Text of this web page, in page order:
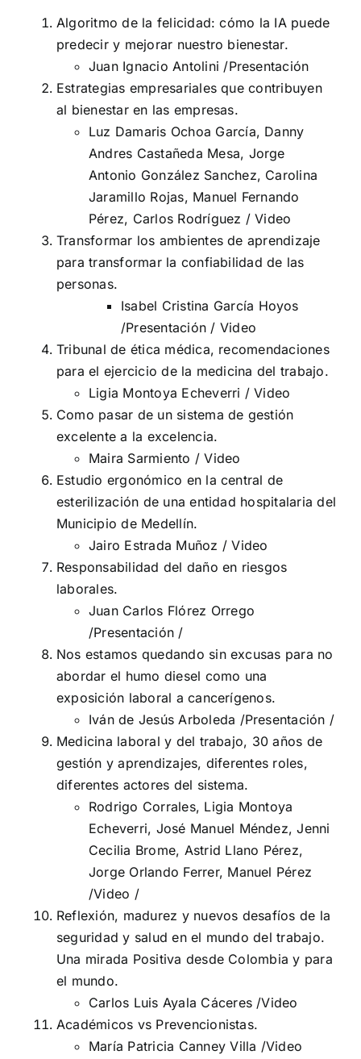
Algoritmo de la felicidad: cómo la IA puede
predecir y mejorar nuestro bienestar.
Juan Ignacio Antolini /Presentación
Estrategias empresariales que contribuyen
al bienestar en las empresas.
Luz Damaris Ochoa García, Danny
Andres Castañeda Mesa, Jorge
Antonio González Sanchez, Carolina
Jaramillo Rojas, Manuel Fernando
Pérez, Carlos Rodríguez /Video
Transformar los ambientes de aprendizaje
para transformar la confiabilidad de las
personas.
Isabel Cristina García Hoyos
/Presentación / Video
Tribunal de ética médica, recomendaciones
para el ejercicio de la medicina del trabajo.
Ligia Montoya Echeverri /Video
Como pasar de un sistema de gestión
excelente a la excelencia.
Maira Sarmiento /Video
Estudio ergonómico en la central de
esterilización de una entidad hospitalaria del
Municipio de Medellín.
Jairo Estrada Muñoz /Video
Responsabilidad del daño en riesgos
laborales.
Juan Carlos Flórez Orrego
/Presentación /
Nos estamos quedando sin excusas para no
abordar el humo diesel como una
exposición laboral a cancerígenos.
Iván de Jesús Arboleda /Presentación /
Medicina laboral y del trabajo, 30 años de
gestión y aprendizajes, diferentes roles,
diferentes actores del sistema.
Rodrigo Corrales, Ligia Montoya
Echeverri, José Manuel Méndez, Jenni
Cecilia Brome, Astrid Llano Pérez,
Jorge Orlando Ferrer, Manuel Pérez
/Video /
Reflexión, madurez y nuevos desafíos de la
seguridad y salud en el mundo del trabajo.
Una mirada Positiva desde Colombia y para
el mundo.
Carlos Luis Ayala Cáceres /Video
Académicos vs Prevencionistas.
María Patricia Canney Villa /Video